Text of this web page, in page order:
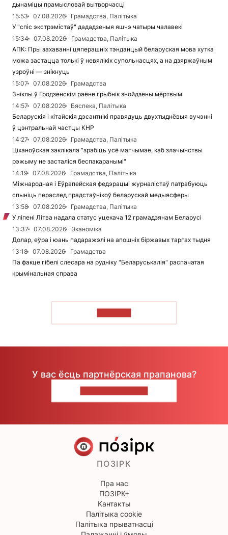
дынаміцы прамысловай вытворчасці
15:53
07.08.2026
Грамадства, Палітыка
У "спіс экстрэмістаў" дададзеныя яшчэ чатыры чалавекі
15:34
07.08.2026
Грамадства, Палітыка
АПК: Пры захаванні цяперашніх тэндэнцый беларуская мова хутка
можа застацца толькі ў невялікіх супольнасцях, а на дзяржаўным
узроўні — знікнуць
15:07
07.08.2026
Грамадства
Зніклы ў Гродзенскім раёне грыбнік знойдзены мёртвым
14:57
07.08.2026
Бяспека, Палітыка
Беларускія і кітайскія дэсантнікі правядуць двухтыднёвыя вучэнні
ў цэнтральнай частцы КНР
14:27
07.08.2026
Грамадства, Палітыка
Ціханоўская заклікала "зрабіць усё магчымае, каб злачынствы
рэжыму не засталіся беспакаранымі"
14:19
07.08.2026
Грамадства, Палітыка
Міжнародная і Еўрапейская федэрацыі журналістаў патрабуюць
спыніць пераслед прадстаўнікоў беларускай медыясферы
13:58
07.08.2026
Грамадства, Палітыка
У ліпені Літва надала статус уцекача 12 грамадзянам Беларусі
13:37
07.08.2026
Эканоміка
Долар, еўра і юань падаражэлі на апошніх біржавых таргах тыдня
13:18
07.08.2026
Грамадства
Па факце гібелі слесара на рудніку "Беларуськалія" распачатая
крымінальная справа
У вас ёсць партнёрская прапанова?
ПОЗІРК
Пра нас
ПОЗІРК+
Кантакты
Палітыка cookie
Палітыка прыватнасці